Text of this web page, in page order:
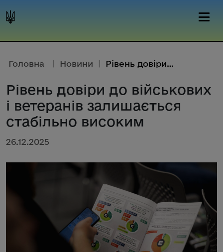
Головна | Новини | Рівень довіри до військових і ...
Рівень довіри до військових
і ветеранів залишається
стабільно високим
26.12.2025